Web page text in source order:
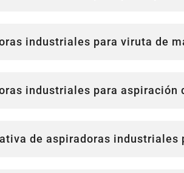
industriales para viruta de
industriales para aspiración
de aspiradoras